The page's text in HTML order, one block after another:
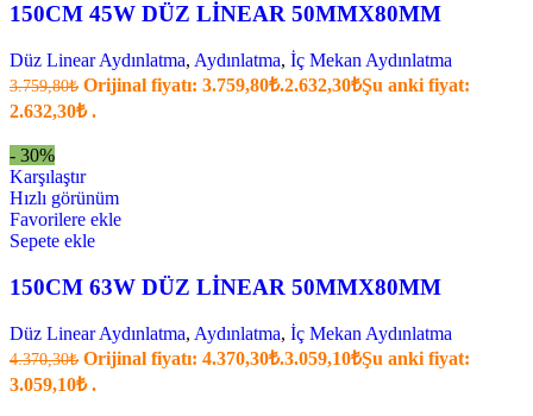
150CM 45W DÜZ LİNEAR 50MMX80MM
Düz Linear Aydınlatma, Aydınlatma, İç Mekan Aydınlatma
3.759,80₺ Orijinal fiyatı: 3.759,80₺.2.632,30₺Şu anki fiyat:
2.632,30₺ .
- 30%
Karşılaştır
Hızlı görünüm
Favorilere ekle
Sepete ekle
150CM 63W DÜZ LİNEAR 50MMX80MM
Düz Linear Aydınlatma, Aydınlatma, İç Mekan Aydınlatma
4.370,30₺ Orijinal fiyatı: 4.370,30₺.3.059,10₺Şu anki fiyat:
3.059,10₺ .